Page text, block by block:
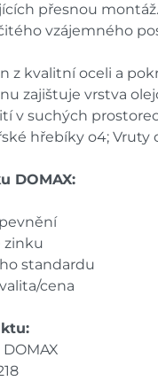
přesnou montáž.
vzájemného
z kvalitní oceli a
zajištuje vrstva
v suchých
hřebíky o4;
DOMAX:
zinku
standardu
cena